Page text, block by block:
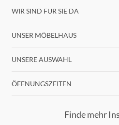
WIR SIND FÜR SIE DA
UNSER MÖBELHAUS
UNSERE AUSWAHL
ÖFFNUNGSZEITEN
Finde mehr